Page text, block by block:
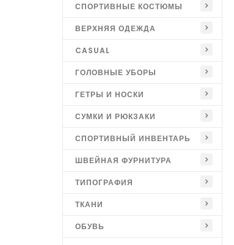
СПОРТИВНЫЕ КОСТЮМЫ
ВЕРХНЯЯ ОДЕЖДА
CASUAL
ГОЛОВНЫЕ УБОРЫ
ГЕТРЫ И НОСКИ
СУМКИ И РЮКЗАКИ
СПОРТИВНЫЙ ИНВЕНТАРЬ
ШВЕЙНАЯ ФУРНИТУРА
ТИПОГРАФИЯ
ТКАНИ
ОБУВЬ